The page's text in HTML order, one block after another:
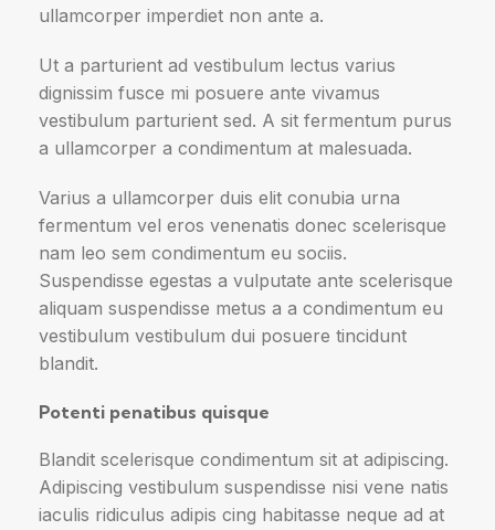
ullamcorper imperdiet non ante a.
Ut a parturient ad vestibulum lectus varius
dignissim fusce mi posuere ante vivamus
vestibulum parturient sed. A sit fermentum purus
a ullamcorper a condimentum at malesuada.
Varius a ullamcorper duis elit conubia urna
fermentum vel eros venenatis donec scelerisque
nam leo sem condimentum eu sociis.
Suspendisse egestas a vulputate ante scelerisque
aliquam suspendisse metus a a condimentum eu
vestibulum vestibulum dui posuere tincidunt
blandit.
Potenti penatibus quisque
Blandit scelerisque condimentum sit at adipiscing.
Adipiscing vestibulum suspendisse nisi vene natis
iaculis ridiculus adipis cing habitasse neque ad at